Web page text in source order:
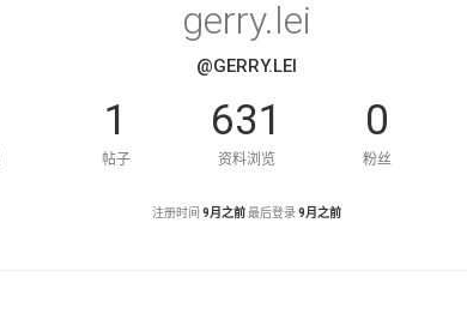
gerry.lei
@GERRY.LEI
1
帖子
631
资料浏览
0
粉丝
注册时间 9月之前最后登录9月之前